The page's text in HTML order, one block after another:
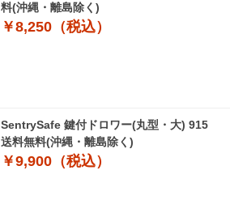
料(沖縄・離島除く)
￥8,250（税込）
SentrySafe 鍵付ドロワー(丸型・大) 915
送料無料(沖縄・離島除く)
￥9,900（税込）